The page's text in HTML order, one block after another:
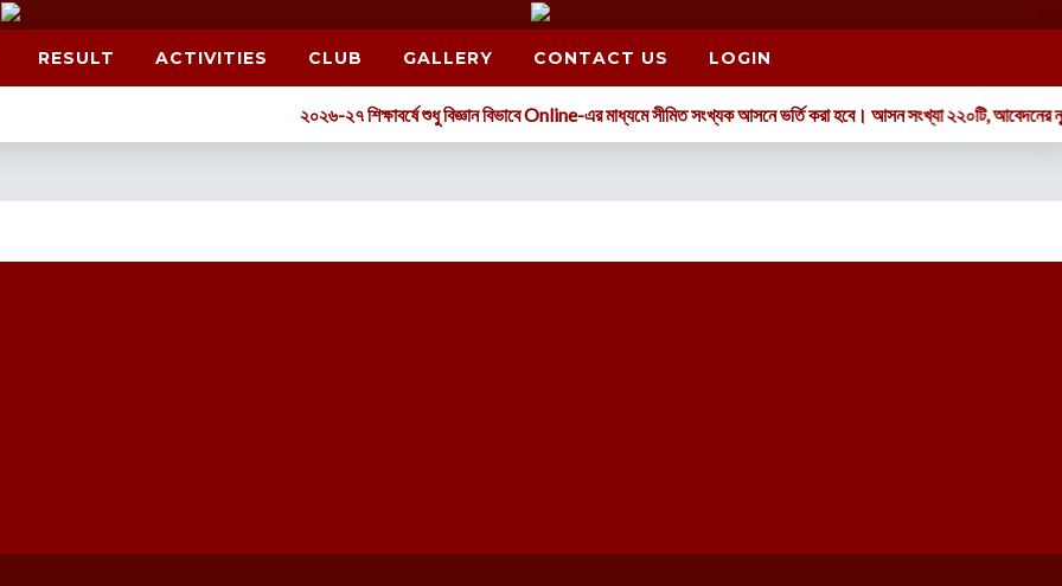
RESULT ACTIVITIES CLUB GALLERY CONTACT US LOGIN
২০২৬-২৭ শিক্ষাবর্ষে শুধু বিজ্ঞান বিভাবে Online-এর মাধ্যমে সীমিত সংখ্যক আসনে ভর্তি করা হবে। আসন সংখ্যা ২২০টি,